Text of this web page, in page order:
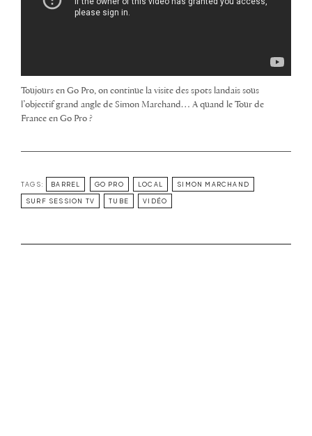
Toujours en Go Pro, on continue la visite des spots landais sous
l’objectif grand angle de Simon Marchand… A quand le Tour de
France en Go Pro ?
TAGS: BARREL GO PRO LOCAL SIMON MARCHAND
SURF SESSION TV TUBE VIDÉO